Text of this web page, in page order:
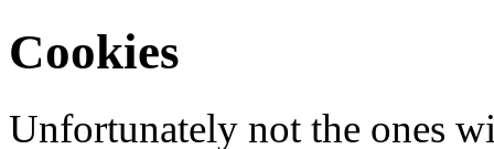
Cookies
Unfortunately not the ones